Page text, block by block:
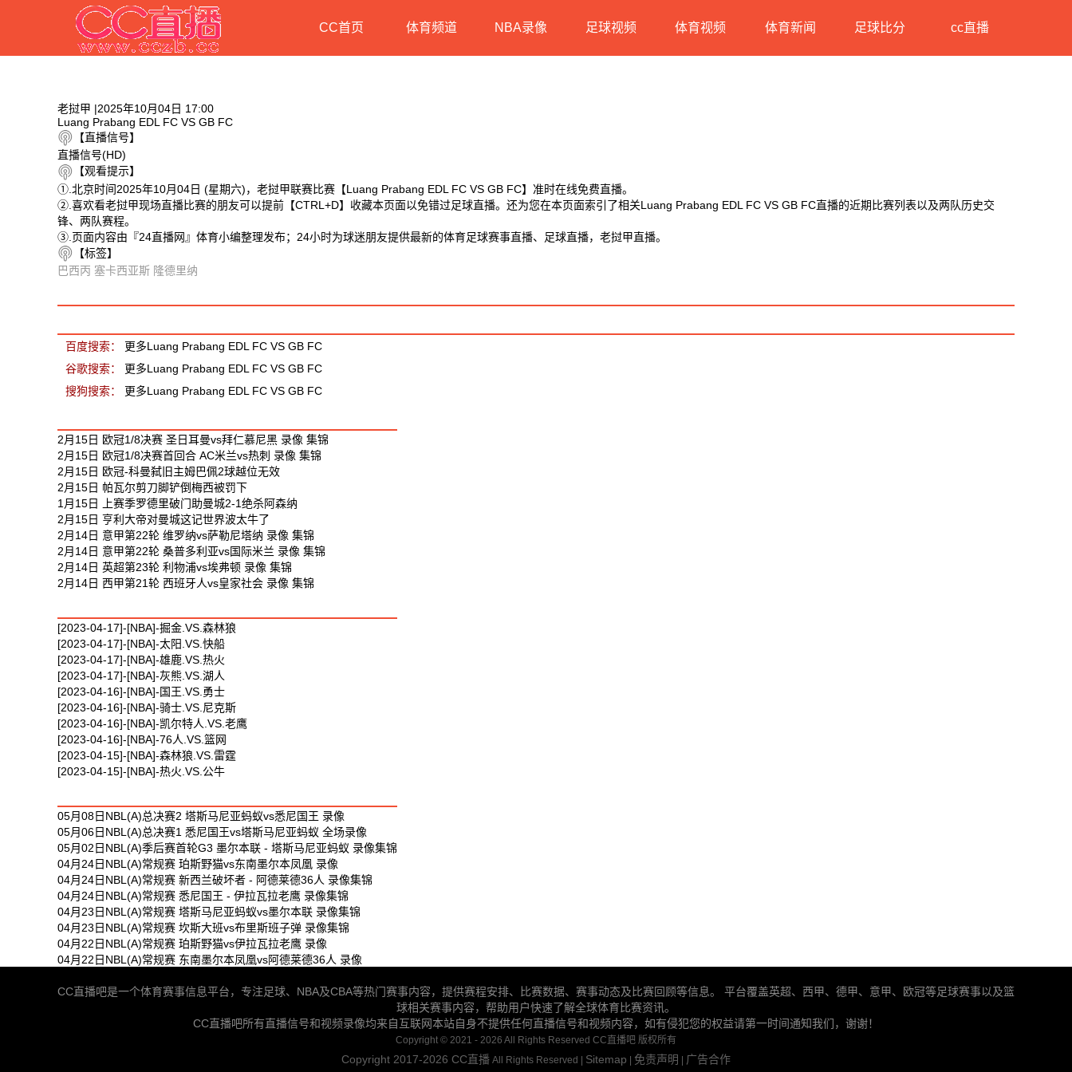
CC首页 体育频道 NBA录像 足球视频 体育视频 体育新闻 足球比分 cc直播
老挝甲 |2025年10月04日 17:00
Luang Prabang EDL FC VS GB FC
【直播信号】
直播信号(HD)
【观看提示】
①.北京时间2025年10月04日 (星期六)，老挝甲联赛比赛【Luang Prabang EDL FC VS GB FC】准时在线免费直播。
②.喜欢看老挝甲现场直播比赛的朋友可以提前【CTRL+D】收藏本页面以免错过足球直播。还为您在本页面索引了相关Luang Prabang EDL FC VS GB FC直播的近期比赛列表以及两队历史交
锋、两队赛程。
③.页面内容由『24直播网』体育小编整理发布；24小时为球迷朋友提供最新的体育足球赛事直播、足球直播，老挝甲直播。
【标签】
巴西丙 塞卡西亚斯 隆德里纳
百度搜索：
更多Luang Prabang EDL FC VS GB FC
谷歌搜索：
更多Luang Prabang EDL FC VS GB FC
搜狗搜索：
更多Luang Prabang EDL FC VS GB FC
2月15日 欧冠1/8决赛 圣日耳曼vs拜仁慕尼黑 录像 集锦
2月15日 欧冠1/8决赛首回合 AC米兰vs热刺 录像 集锦
2月15日 欧冠-科曼弑旧主姆巴佩2球越位无效
2月15日 帕瓦尔剪刀脚铲倒梅西被罚下
1月15日 上赛季罗德里破门助曼城2-1绝杀阿森纳
2月15日 亨利大帝对曼城这记世界波太牛了
2月14日 意甲第22轮 维罗纳vs萨勒尼塔纳 录像 集锦
2月14日 意甲第22轮 桑普多利亚vs国际米兰 录像 集锦
2月14日 英超第23轮 利物浦vs埃弗顿 录像 集锦
2月14日 西甲第21轮 西班牙人vs皇家社会 录像 集锦
[2023-04-17]-[NBA]-掘金.VS.森林狼
[2023-04-17]-[NBA]-太阳.VS.快船
[2023-04-17]-[NBA]-雄鹿.VS.热火
[2023-04-17]-[NBA]-灰熊.VS.湖人
[2023-04-16]-[NBA]-国王.VS.勇士
[2023-04-16]-[NBA]-骑士.VS.尼克斯
[2023-04-16]-[NBA]-凯尔特人.VS.老鹰
[2023-04-16]-[NBA]-76人.VS.篮网
[2023-04-15]-[NBA]-森林狼.VS.雷霆
[2023-04-15]-[NBA]-热火.VS.公牛
05月08日NBL(A)总决赛2 塔斯马尼亚蚂蚁vs悉尼国王 录像
05月06日NBL(A)总决赛1 悉尼国王vs塔斯马尼亚蚂蚁 全场录像
05月02日NBL(A)季后赛首轮G3 墨尔本联 - 塔斯马尼亚蚂蚁 录像集锦
04月24日NBL(A)常规赛 珀斯野猫vs东南墨尔本凤凰 录像
04月24日NBL(A)常规赛 新西兰破坏者 - 阿德莱德36人 录像集锦
04月24日NBL(A)常规赛 悉尼国王 - 伊拉瓦拉老鹰 录像集锦
04月23日NBL(A)常规赛 塔斯马尼亚蚂蚁vs墨尔本联 录像集锦
04月23日NBL(A)常规赛 坎斯大班vs布里斯班子弹 录像集锦
04月22日NBL(A)常规赛 珀斯野猫vs伊拉瓦拉老鹰 录像
04月22日NBL(A)常规赛 东南墨尔本凤凰vs阿德莱德36人 录像
CC直播吧是一个体育赛事信息平台，专注足球、NBA及CBA等热门赛事内容，提供赛程安排、比赛数据、赛事动态及比赛回顾等信息。 平台覆盖英超、西甲、德甲、意甲、欧冠等足球赛事以及篮
球相关赛事内容，帮助用户快速了解全球体育比赛资讯。
CC直播吧所有直播信号和视频录像均来自互联网本站自身不提供任何直播信号和视频内容，如有侵犯您的权益请第一时间通知我们，谢谢！
Copyright © 2021 - 2026 All Rights Reserved CC直播吧 版权所有
Copyright 2017-2026 CC直播 All Rights Reserved | Sitemap | 免责声明 | 广告合作